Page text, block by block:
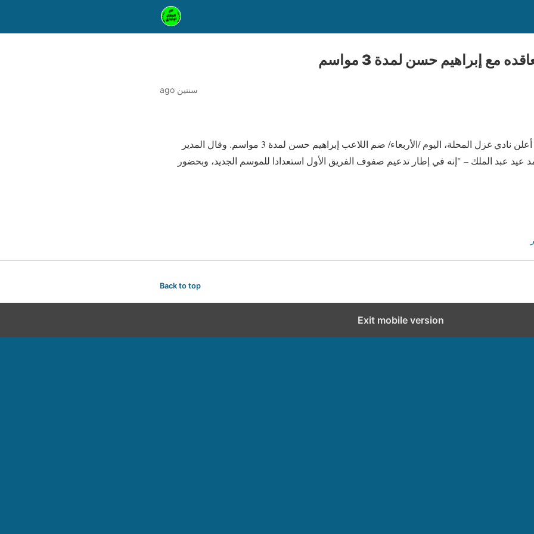
مع إبراهيم حسن لمدة 3 مواسم
سنتين ago
طنطا في 18 سبتمبر /أ ش أ/ أعلن نادي غزل المحلة، اليوم /الأربعاء/ ضم اللاعب إبراهيم حسن لمدة 3 مواسم. وقال المدير
عيد عبد الملك – "إنه في إطار تدعيم صفوف الفريق الأول استعدادا للموسم الجديد، وبحضور
Back to top
Exit mobile version